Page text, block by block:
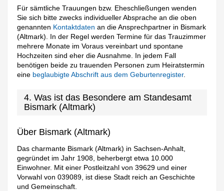
Für sämtliche Trauungen bzw. Eheschließungen wenden
Sie sich bitte zwecks individueller Absprache an die oben
genannten Kontaktdaten an die Ansprechpartner in Bismark
(Altmark). In der Regel werden Termine für das Trauzimmer
mehrere Monate im Voraus vereinbart und spontane
Hochzeiten sind eher die Ausnahme. In jedem Fall
benötigen beide zu trauenden Personen zum Heiratstermin
eine beglaubigte Abschrift aus dem Geburtenregister.
4. Was ist das Besondere am Standesamt
Bismark (Altmark)
Über Bismark (Altmark)
Das charmante Bismark (Altmark) in Sachsen-Anhalt,
gegründet im Jahr 1908, beherbergt etwa 10.000
Einwohner. Mit einer Postleitzahl von 39629 und einer
Vorwahl von 039089, ist diese Stadt reich an Geschichte
und Gemeinschaft.